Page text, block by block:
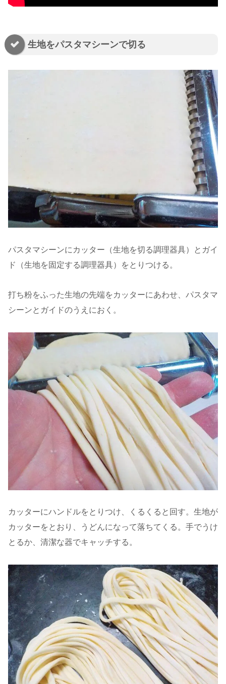
生地をパスタマシーンで切る
パスタマシーンにカッター（生地を切る調理器具）とガイ
ド（生地を固定する調理器具）をとりつける。
打ち粉をふった生地の先端をカッターにあわせ、パスタマ
シーンとガイドのうえにおく。
カッターにハンドルをとりつけ、くるくると回す。生地が
カッターをとおり、うどんになって落ちてくる。手でうけ
とるか、清潔な器でキャッチする。